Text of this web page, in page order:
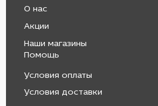
О нас
Акции
Наши магазины
Помощь
Условия оплаты
Условия доставки